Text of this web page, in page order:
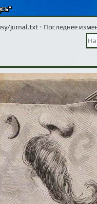
jurnal.txt· Последнее